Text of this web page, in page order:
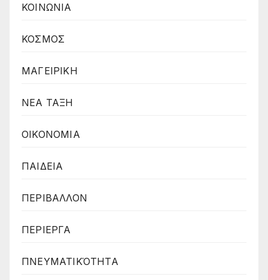
ΚΟΙΝΩΝΙΑ
ΚΟΣΜΟΣ
ΜΑΓΕΙΡΙΚΗ
ΝΕΑ ΤΑΞΗ
ΟΙΚΟΝΟΜΙΑ
ΠΑΙΔΕΙΑ
ΠΕΡΙΒΑΛΛΟΝ
ΠΕΡΙΕΡΓΑ
ΠΝΕΥΜΑΤΙΚΌΤΗΤΑ